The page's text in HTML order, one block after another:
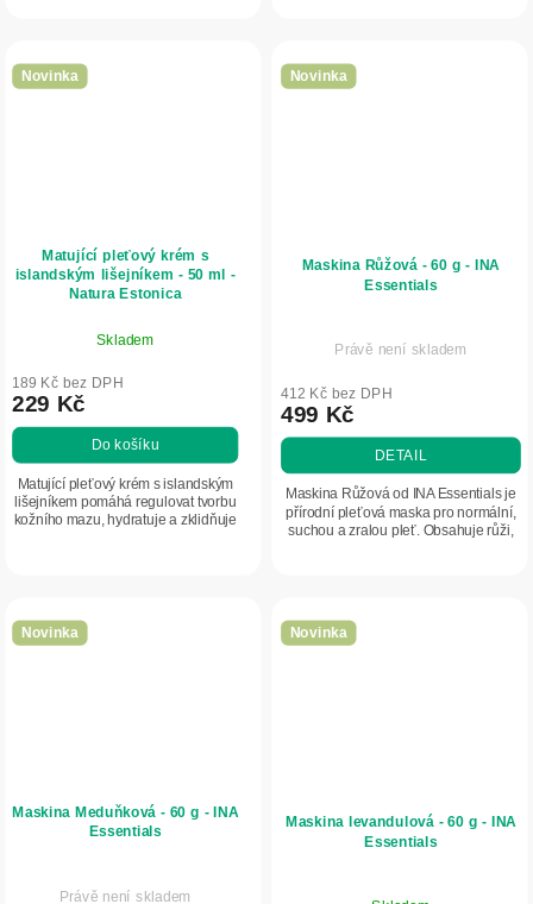
Novinka
Matující pleťový krém s
islandským lišejníkem - 50 ml -
Natura Estonica
Skladem
189 Kč bez DPH
229 Kč
Do košíku
Matující pleťový krém s islandským
lišejníkem pomáhá regulovat tvorbu
kožního mazu, hydratuje a zklidňuje
Novinka
Maskina Růžová - 60 g - INA
Essentials
Právě není skladem
412 Kč bez DPH
499 Kč
DETAIL
Maskina Růžová od INA Essentials je
přírodní pleťová maska pro normální,
suchou a zralou pleť. Obsahuje růži,
Novinka
Maskina Meduňková - 60 g - INA
Essentials
Právě není skladem
Novinka
Maskina levandulová - 60 g - INA
Essentials